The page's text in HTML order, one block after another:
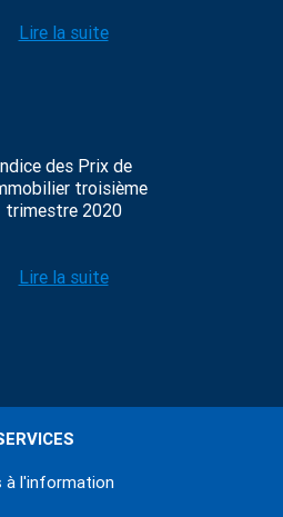
Lire la suite
Indice des Prix de
troisième
trimestre 2020
Lire la suite
à l'information